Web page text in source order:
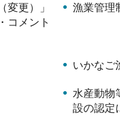
変更）」
コメント
漁業管理
いかなご
水産動物
設の認定